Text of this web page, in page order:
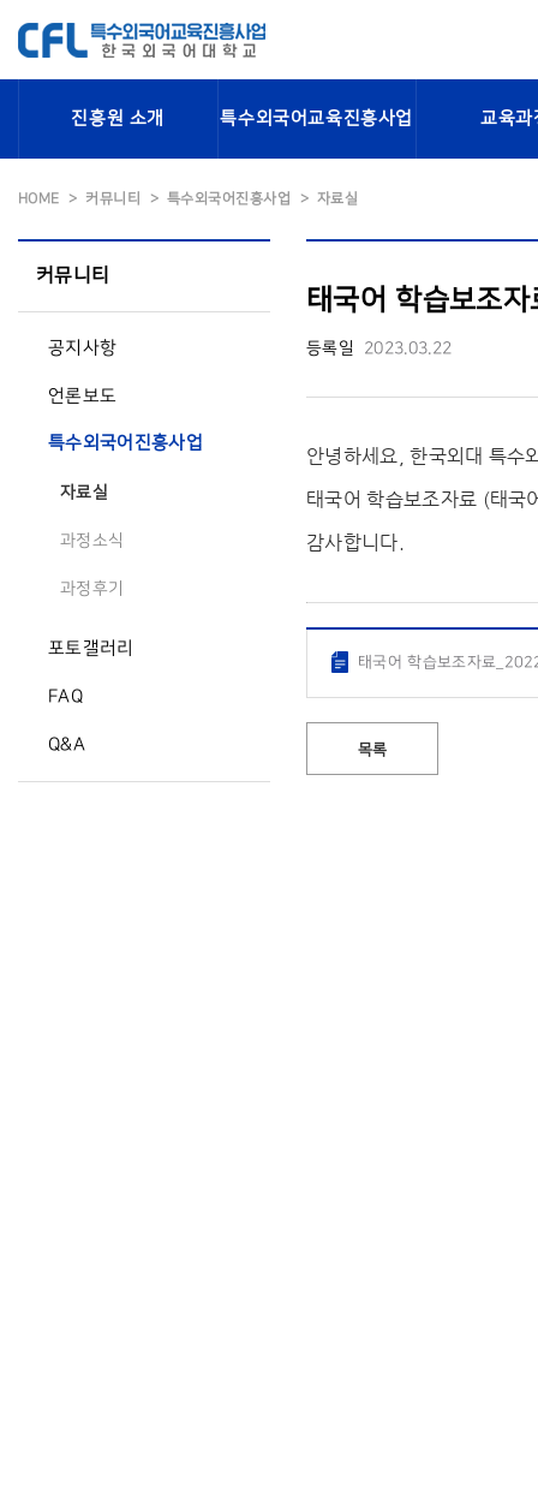
진흥원 소개 특수외국어교육진흥사업 교육과
HOME 커뮤니티 특수외국어진흥사업 자료실
커뮤니티
공지사항
언론보도
특수외국어진흥사업
자료실
과정소식
과정후기
포토갤러리
FAQ
Q&A
태국어 학습보조
등록일 2023.03.22
안녕하세요, 한국외대 특수
태국어 학습보조자료 (태
감사합니다.
태국어 학습보조자료
목록